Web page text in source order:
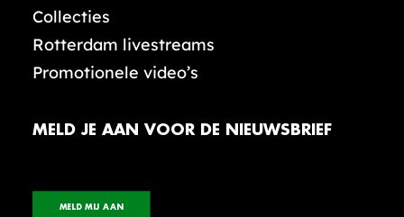
Collecties
Rotterdam livestreams
Promotionele video’s
MELD JE AAN VOOR DE NIEUWSBRIEF
MELD MIJ AAN